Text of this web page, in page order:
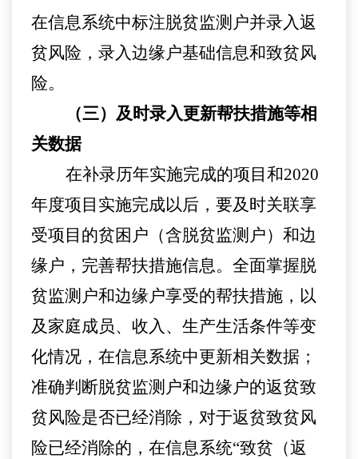
在信息系统中标注脱贫监测户并录入返
贫风险，录入边缘户基础信息和致贫风
险。
（三）及时录入更新帮扶措施等相
关数据
在补录历年实施完成的项目和2020
年度项目实施完成以后，要及时关联享
受项目的贫困户（含脱贫监测户）和边
缘户，完善帮扶措施信息。全面掌握脱
贫监测户和边缘户享受的帮扶措施，以
及家庭成员、收入、生产生活条件等变
化情况， 在信息系统中更新相关数据；
准确判断脱贫监测户和边缘户的返贫致
贫风险是否已经消除， 对于返贫致贫风
险已经消除的，在信息系统“致贫（返